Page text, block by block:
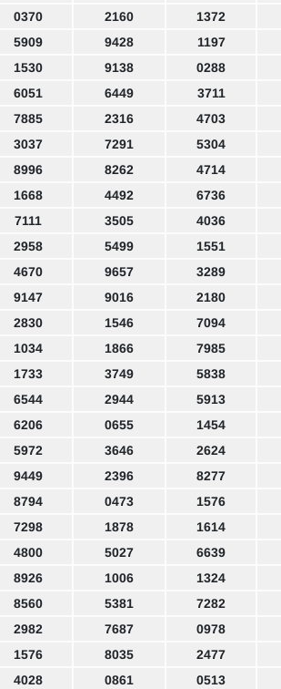
0370 2160 1372
5909 9428 1197
1530 9138 0288
6051 6449 3711
7885 2316 4703
3037 7291 5304
8996 8262 4714
1668 4492 6736
7111 3505 4036
2958 5499 1551
4670 9657 3289
9147 9016 2180
2830 1546 7094
1034 1866 7985
1733 3749 5838
6544 2944 5913
6206 0655 1454
5972 3646 2624
9449 2396 8277
8794 0473 1576
7298 1878 1614
4800 5027 6639
8926 1006 1324
8560 5381 7282
2982 7687 0978
1576 8035 2477
4028 0861 0513